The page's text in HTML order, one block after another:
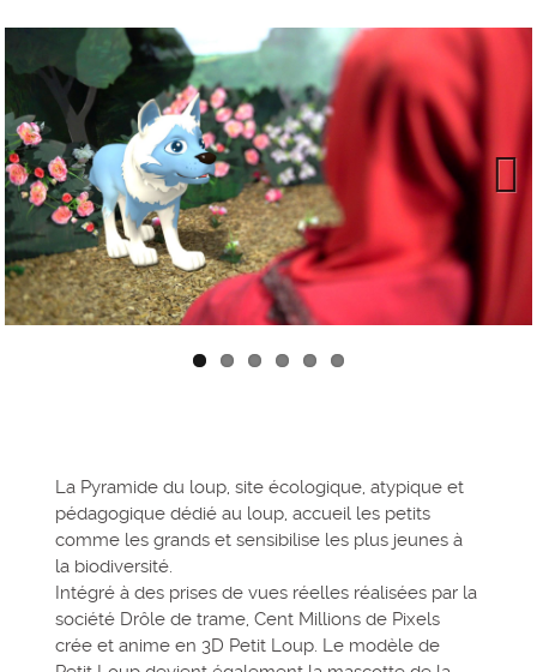
La Pyramide du loup, site écologique, atypique et
pédagogique dédié au loup, accueil les petits
comme les grands et sensibilise les plus jeunes à
la biodiversité.
Intégré à des prises de vues réelles réalisées par la
société Drôle de trame, Cent Millions de Pixels
crée et anime en 3D Petit Loup. Le modèle de